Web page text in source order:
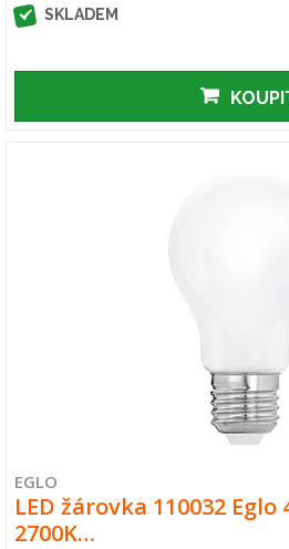
SKLADEM
EGLO
LED žárovka 110032 Eglo
2700K…